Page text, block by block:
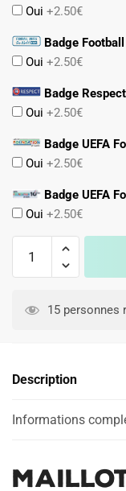
Oui +2.50€
Badge
Oui +2.50€
Badge Respect
Oui +2.50€
Badge UEFA
Oui +2.50€
Badge UEFA
Oui +2.50€
2024
Modric
15 personnes
Description
Informations